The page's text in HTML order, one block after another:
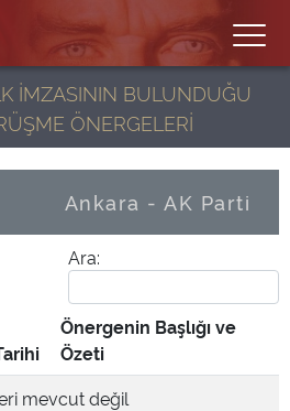
İMZASININ BULUNDUĞU
ÖNERGELERİ
Ankara - AK Parti
Ara:
Önergenin Başlığı ve
Özeti
mevcut değil